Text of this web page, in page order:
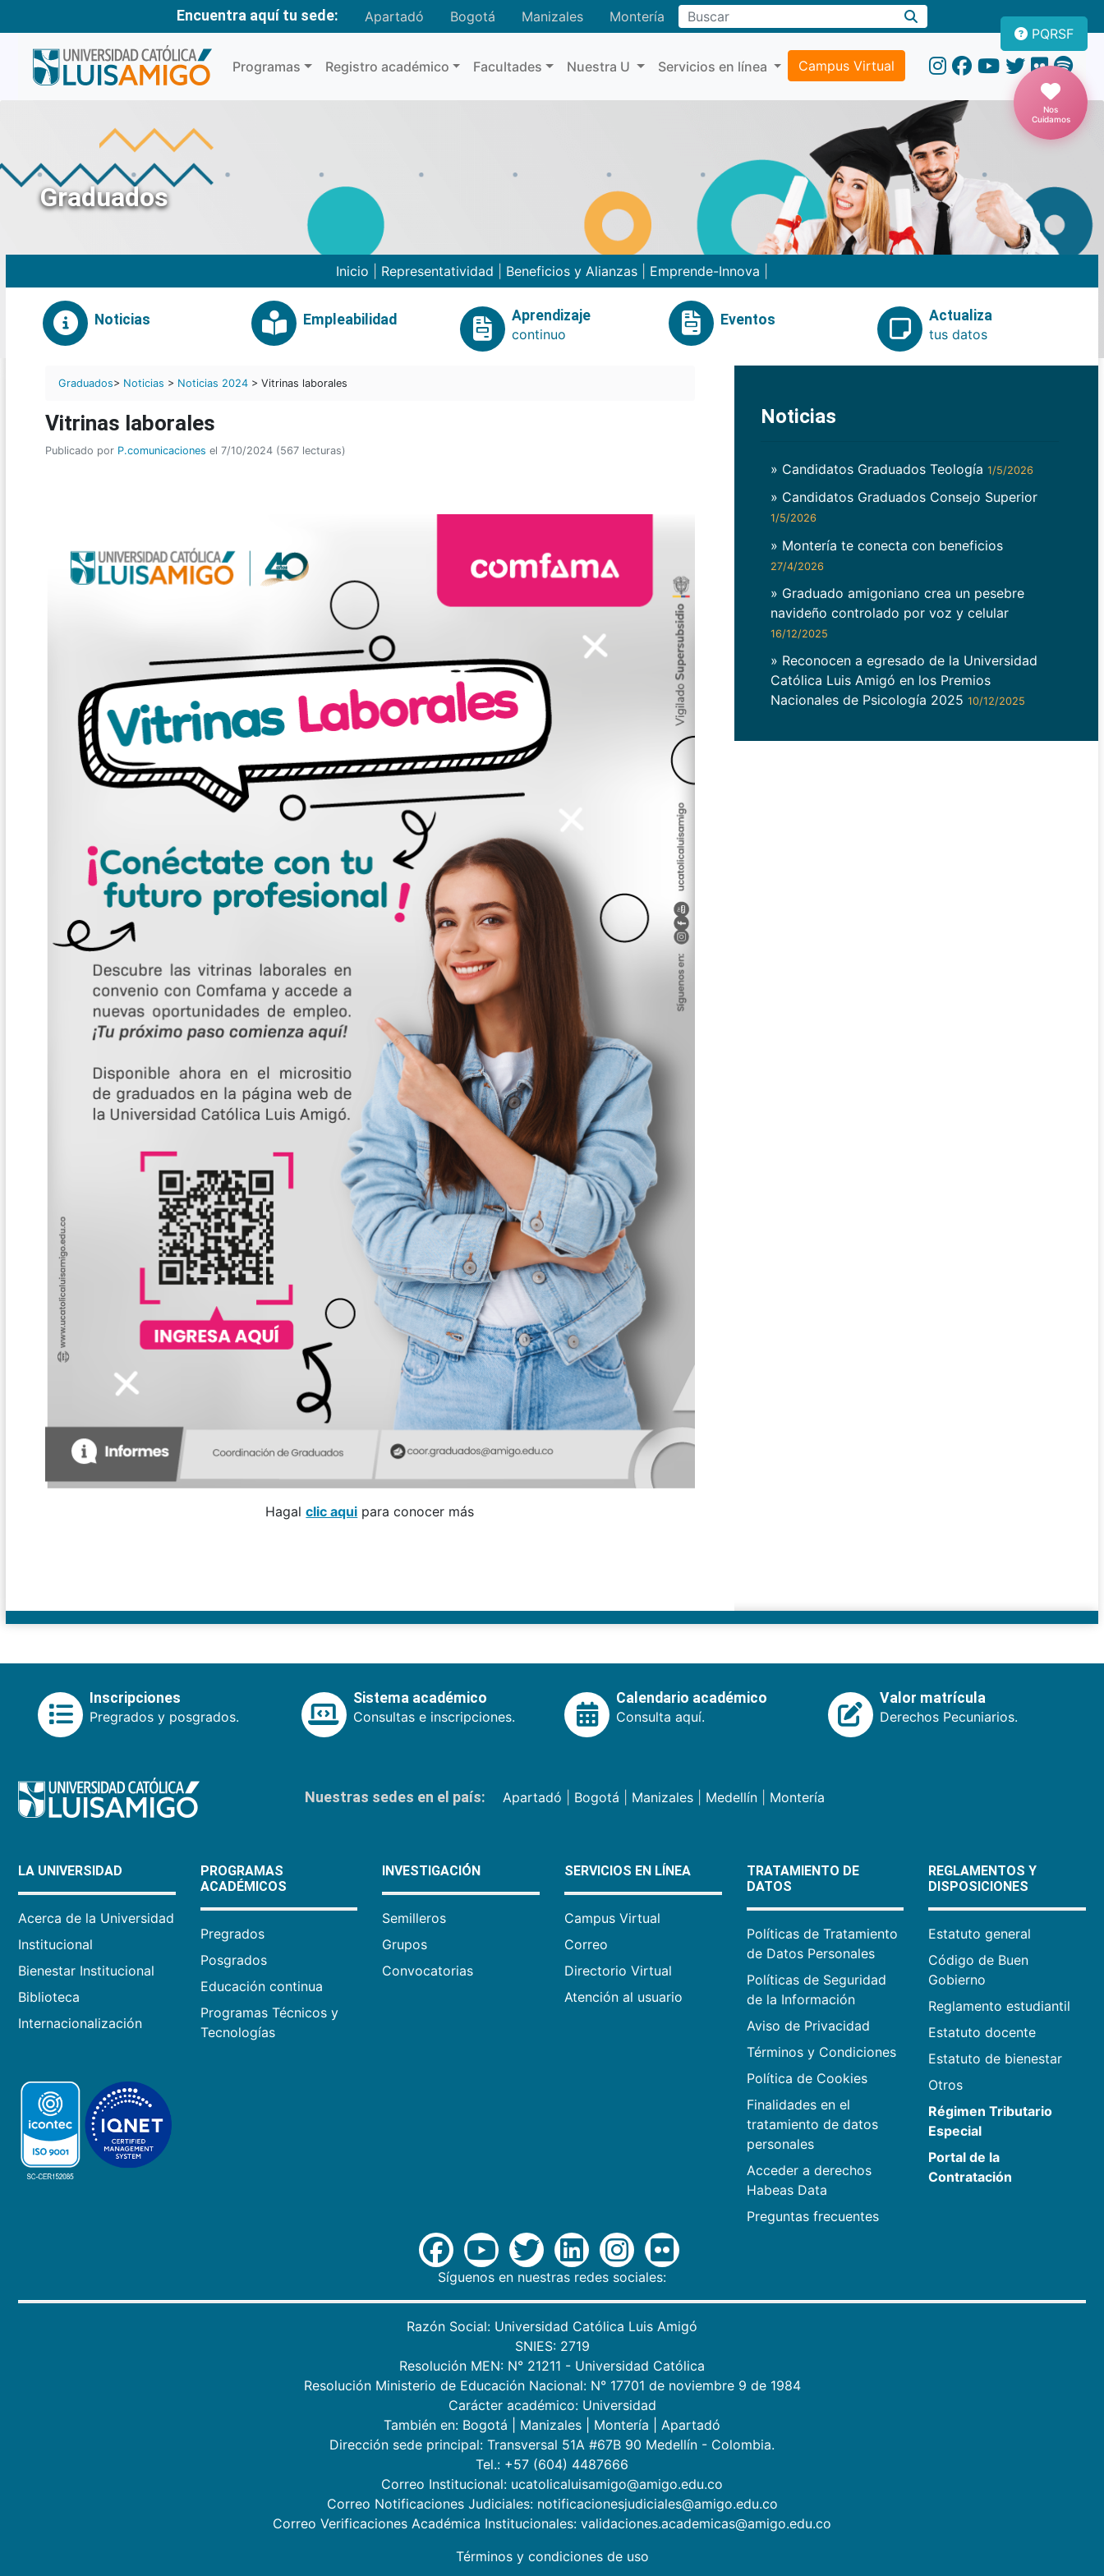
Encuentra aquí tu sede: Apartadó Bogotá Manizales MonteríaBuscar
Programas Registro académico Facultades Nuestra U Servicios en línea Campus Virtual
PQRSF
Nos
Cuidamos
Graduados
Inicio Representatividad Beneficios y Alianzas Emprende-Innova
Noticias Empleabilidad
Aprendizaje
continuo
Eventos
Actualiza
tus datos
Graduados> Noticias > Noticias 2024 > Vitrinas laborales
Vitrinas laborales
Publicado por P.comunicaciones el 7/10/2024 (567 lecturas)
Hagalclic aqui para conocer más
Noticias
» Candidatos Graduados Teología 1/5/2026
» Candidatos Graduados Consejo Superior
1/5/2026
» Montería te conecta con beneficios
27/4/2026
» Graduado amigoniano crea un pesebre
navideño controlado por voz y celular
16/12/2025
» Reconocen a egresado de la Universidad
Católica Luis Amigó en los Premios
Nacionales de Psicología 2025 10/12/2025
Inscripciones
Pregrados y posgrados.
Sistema académico
Consultas e inscripciones.
Calendario académico
Consulta aquí.
Valor matrícula
Derechos Pecuniarios.
Nuestras sedes en el país: Apartadó Bogotá Manizales| Medellín| Montería
LA UNIVERSIDAD
Acerca de la Universidad
Institucional
Bienestar Institucional
Biblioteca
Internacionalización
PROGRAMAS
ACADÉMICOS
Pregrados
Posgrados
Educación continua
Programas Técnicos y
Tecnologías
INVESTIGACIÓN
Semilleros
Grupos
Convocatorias
SERVICIOS EN LÍNEA
Campus Virtual
Correo
Directorio Virtual
Atención al usuario
TRATAMIENTO DE
DATOS
Políticas de Tratamiento
de Datos Personales
Políticas de Seguridad
de la Información
Aviso de Privacidad
Términos y Condiciones
Política de Cookies
Finalidades en el
tratamiento de datos
personales
Acceder a derechos
Habeas Data
Preguntas frecuentes
REGLAMENTOS Y
DISPOSICIONES
Estatuto general
Código de Buen
Gobierno
Reglamento estudiantil
Estatuto docente
Estatuto de bienestar
Otros
Régimen Tributario
Especial
Portal de la
Contratación
Síguenos en nuestras redes sociales:
Razón Social: Universidad Católica Luis Amigó
SNIES: 2719
Resolución MEN: N° 21211 - Universidad Católica
Resolución Ministerio de Educación Nacional: N° 17701 de noviembre 9 de 1984
Carácter académico: Universidad
También en: Bogotá Manizales Montería
Apartadó
Dirección sede principal: Transversal 51A #67B 90 Medellín - Colombia.
Tel.: +57 (604) 4487666
Correo Institucional: ucatolicaluisamigo@amigo.edu.co
Correo Notificaciones Judiciales: notificacionesjudiciales@amigo.edu.co
Correo Verificaciones Académica Institucionales: validaciones.academicas@amigo.edu.co
Términos y condiciones de uso